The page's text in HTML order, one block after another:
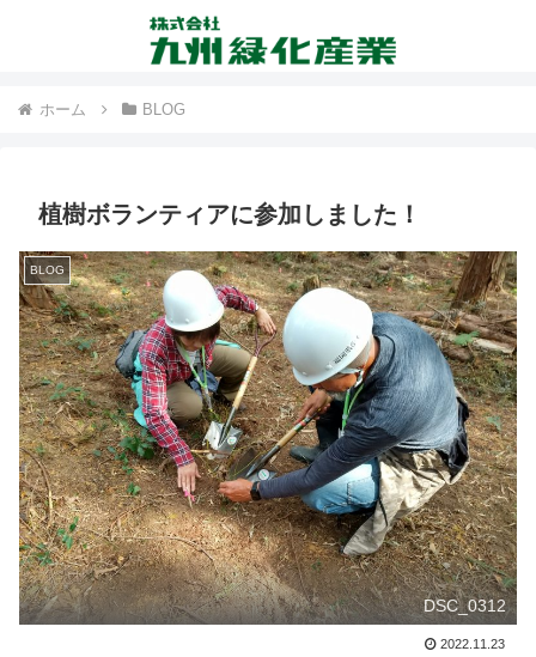
ホーム BLOG
植樹ボランティアに参加しました！
BLOG
DSC_0312
2022.11.23